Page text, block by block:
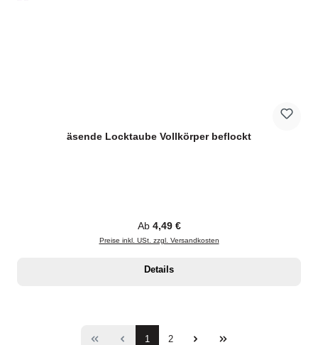
äsende Locktaube Vollkörper beflockt
Regulärer Preis:
Ab 4,49 €
Preise inkl. USt. zzgl. Versandkosten
Details
Seite
1 Seite
2